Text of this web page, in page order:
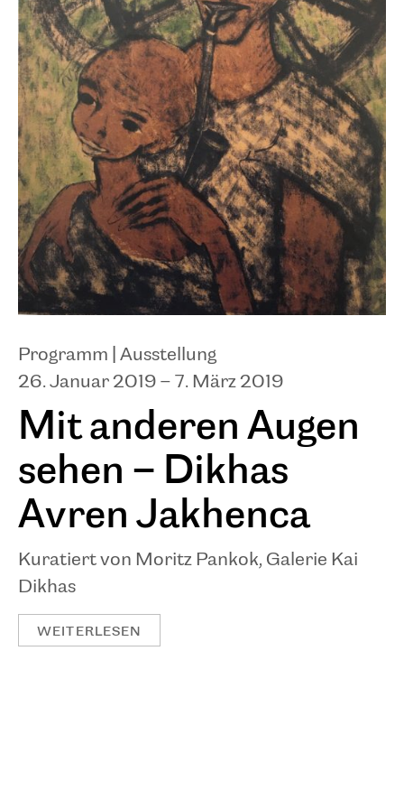
Programm | Ausstellung
26. Januar 2019 – 7. März 2019
Mit anderen Augen
sehen – Dikhas
Avren Jakhenca
Kuratiert von Moritz Pankok, Galerie Kai
Dikhas
WEITERLESEN